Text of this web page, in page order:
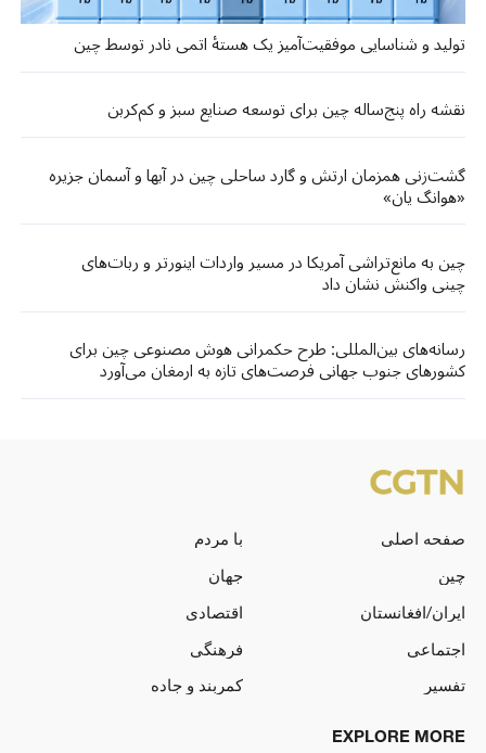
تولید و شناسایی موفقیت‌آمیز یک هستهٔ اتمی نادر توسط چین
نقشه راه پنج‌ساله چین برای توسعه صنایع سبز و کم‌کربن
گشت‌زنی‌ همزمان ارتش و گارد ساحلی چین در آبها و آسمان جزیره
«هوانگ‌ یان»
چین به مانع‌تراشی آمریکا در مسیر واردات اینورتر و ربات‌های
چینی واکنش نشان داد
رسانه‌های بین‌المللی: طرح حکمرانی هوش مصنوعی چین برای
کشورهای جنوب جهانی فرصت‌های تازه‌ به ارمغان می‌آورد
صفحه اصلی
با مردم
چین
جهان
ایران/افغانستان
اقتصادی
اجتماعی
فرهنگی
تفسیر
کمربند و جاده
EXPLORE MORE